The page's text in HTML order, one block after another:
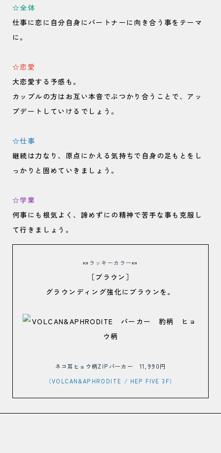
☆全体
仕事に恋に自分自身にパートナーに向き合う事をテーマ
に。
☆恋愛
大恋愛する予感も。
カップルの方はお互い本音でぶつかり合うことで、アッ
プデートしていけるでしょう。
☆仕事
継続は力なり、原点にかえる気持ちで自身の足もとをし
っかりと固めていきましょう。
☆学業
何事にも根気よく、諦めずにの精神で苦手な事も克服し
て行きましょう。
🍬 ラッキーカラー🍬
［ブラウン］
グラウンディング強化にブラウンを。
ネコ耳ヒョウ柄ZIPパーカー 11,990円
（VOLCAN&APHRODITE / HEP FIVE 3F）